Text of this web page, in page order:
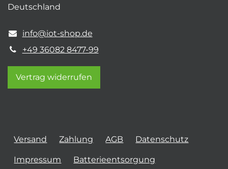
Deutschland
info@iot-shop.de
+49 36082 8477-99
Vertrag widerrufen
Versand Zahlung AGB Datenschutz
Impressum Batterieentsorgung